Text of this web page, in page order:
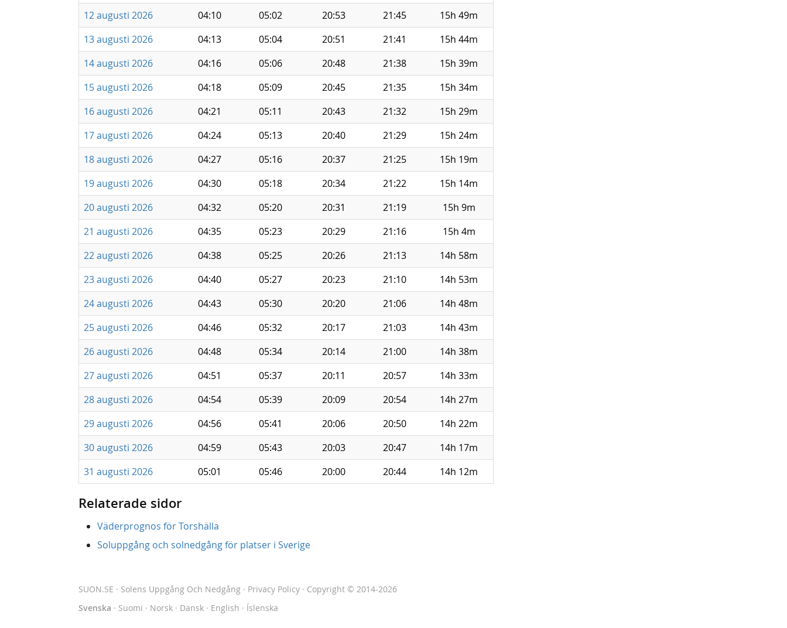
12 augusti 2026
04:10 05:02 20:53 21:45
15h 49m
13 augusti 2026
04:13 05:04 20:51 21:41
15h 44m
14 augusti 2026
04:16 05:06 20:48 21:38
15h 39m
15 augusti 2026
04:18 05:09 20:45 21:35
15h 34m
16 augusti 2026
04:21 05:11 20:43 21:32
15h 29m
17 augusti 2026
04:24 05:13 20:40 21:29
15h 24m
18 augusti 2026
04:27 05:16 20:37 21:25
15h 19m
19 augusti 2026
04:30 05:18 20:34 21:22
15h 14m
20 augusti 2026
04:32 05:20 20:31 21:19
15h 9m
21 augusti 2026
04:35 05:23 20:29 21:16
15h 4m
22 augusti 2026
04:38 05:25 20:26 21:13
14h 58m
23 augusti 2026
04:40 05:27 20:23 21:10
14h 53m
24 augusti 2026
04:43 05:30 20:20 21:06
14h 48m
25 augusti 2026
04:46 05:32 20:17 21:03
14h 43m
26 augusti 2026
04:48 05:34 20:14 21:00
14h 38m
27 augusti 2026
04:51 05:37 20:11 20:57
14h 33m
28 augusti 2026
04:54 05:39 20:09 20:54
14h 27m
29 augusti 2026
04:56 05:41 20:06 20:50
14h 22m
30 augusti 2026
04:59 05:43 20:03 20:47
14h 17m
31 augusti 2026
05:01 05:46 20:00 20:44 14h 12m
Relaterade sidor
Väderprognos för Torshälla
Soluppgång och solnedgång för platser i Sverige
SUON.SE · Solens Uppgång Och Nedgång · Privacy Policy · Copyright © 2014-2026
Svenska · Suomi · Norsk · Dansk · English · Íslenska